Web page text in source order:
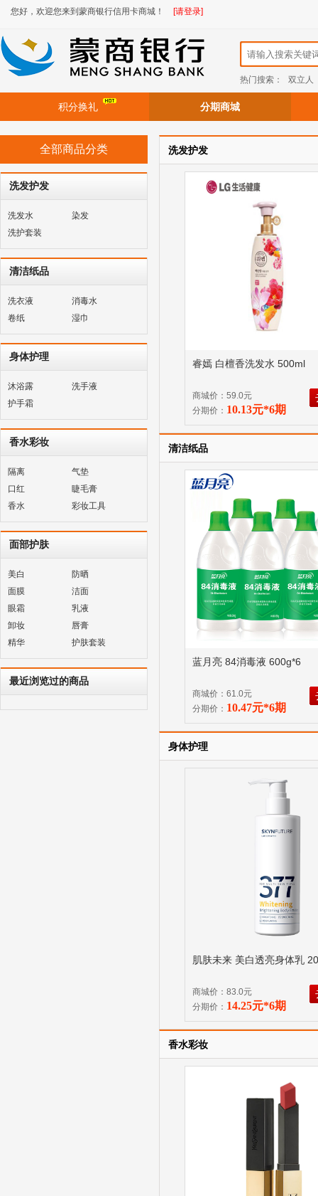
您好，欢迎您来到蒙商银行信用卡商城！ [请登录]
热门搜索： 双立人
积分换礼 分期商城
全部商品分类
洗发护发
洗发水
染发
洗护套装
清洁纸品
洗衣液
消毒水
卷纸
湿巾
身体护理
沐浴露
洗手液
护手霜
香水彩妆
隔离
气垫
口红
睫毛膏
香水
彩妆工具
面部护肤
美白
防晒
面膜
洁面
眼霜
乳液
卸妆
唇膏
精华
护肤套装
最近浏览过的商品
洗发护发
睿嫣 白檀香洗发水 500ml
商城价：59.0元
分期价： 10.13元*6期
清洁纸品
蓝月亮 84消毒液 600g*6
商城价：61.0元
分期价： 10.47元*6期
身体护理
肌肤未来 美白透亮身体乳
商城价：83.0元
分期价： 14.25元*6期
香水彩妆